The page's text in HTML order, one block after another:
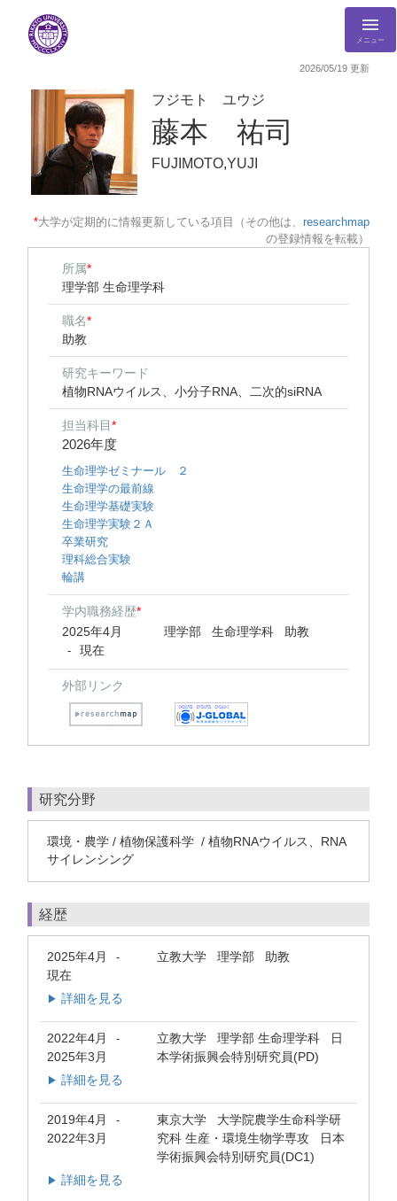
メニュー
2026/05/19 更新
フジモト ユウジ
藤本 祐司
FUJIMOTO,YUJI
*大学が定期的に情報更新している項目（その他は、 researchmap
の登録情報を転載）
所属*
理学部 生命理学科
職名*
助教
研究キーワード
植物RNAウイルス、小分子RNA、二次的siRNA
担当科目*
2026年度
生命理学ゼミナール ２
生命理学の最前線
生命理学基礎実験
生命理学実験２Ａ
卒業研究
理科総合実験
輪講
学内職務経歴*
2025年4月
- 現在
理学部 生命理学科 助教
外部リンク
研究分野
環境・農学 / 植物保護科学 / 植物RNAウイルス、RNA
サイレンシング
経歴
2025年4月 -
現在
立教大学 理学部 助教
▶ 詳細を見る
2022年4月 -
2025年3月
立教大学 理学部 生命理学科 日
本学術振興会特別研究員(PD)
▶ 詳細を見る
2019年4月 -
2022年3月
東京大学 大学院農学生命科学研
究科 生産・環境生物学専攻 日本
学術振興会特別研究員(DC1)
▶ 詳細を見る